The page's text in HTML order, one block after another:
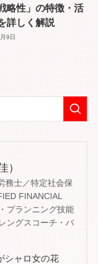
略性」の特徴・活
詳しく解説
9日
）
務士／特定社会保
FINANCIAL
プランニング技能
ングスコーチ・バ
シャロ女の花